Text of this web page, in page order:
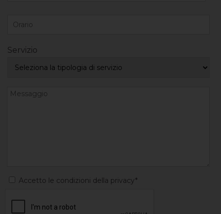
Servizio
Accetto le condizioni della privacy*